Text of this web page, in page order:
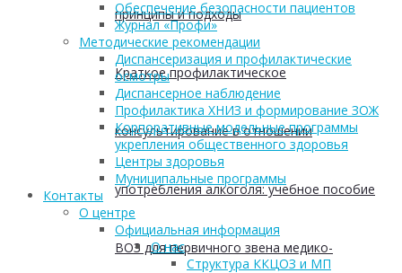
принципы и подходы
Краткое профилактическое
консультирование в отношении
употребления алкоголя: учебное пособие
ВОЗ для первичного звена медико-
Обеспечение безопасности пациентов
Журнал «Профи»
Методические рекомендации
Диспансеризация и профилактические
осмотры
Диспансерное наблюдение
Профилактика ХНИЗ и формирование ЗОЖ
Корпоративные модельные программы
укрепления общественного здоровья
Центры здоровья
Муниципальные программы
Контакты
О центре
Официальная информация
О нас
Структура ККЦОЗ и МП